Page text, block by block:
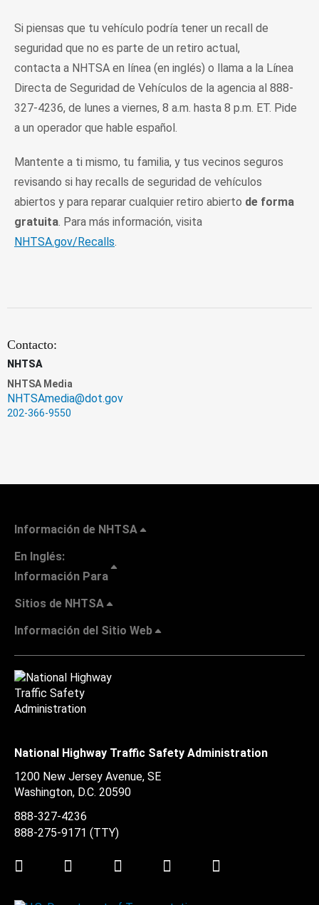
Si piensas que tu vehículo podría tener un recall de
seguridad que no es parte de un retiro actual,
contacta a NHTSA en línea (en inglés) o llama a la Línea
Directa de Seguridad de Vehículos de la agencia al 888-
327-4236, de lunes a viernes, 8 a.m. hasta 8 p.m. ET. Pide
a un operador que hable español.
Mantente a ti mismo, tu familia, y tus vecinos seguros
revisando si hay recalls de seguridad de vehículos
abiertos y para reparar cualquier retiro abierto de forma
gratuita. Para más información, visita
NHTSA.gov/Recalls.
Contacto:
NHTSA
NHTSA Media
NHTSAmedia@dot.gov
202-366-9550
Información de NHTSA
En Inglés:
Información Para
Sitios de NHTSA
Información del Sitio Web
National Highway Traffic Safety Administration
1200 New Jersey Avenue, SE
Washington, D.C. 20590
888-327-4236
888-275-9171 (TTY)
Twitter LinkedInFacebookYoutube